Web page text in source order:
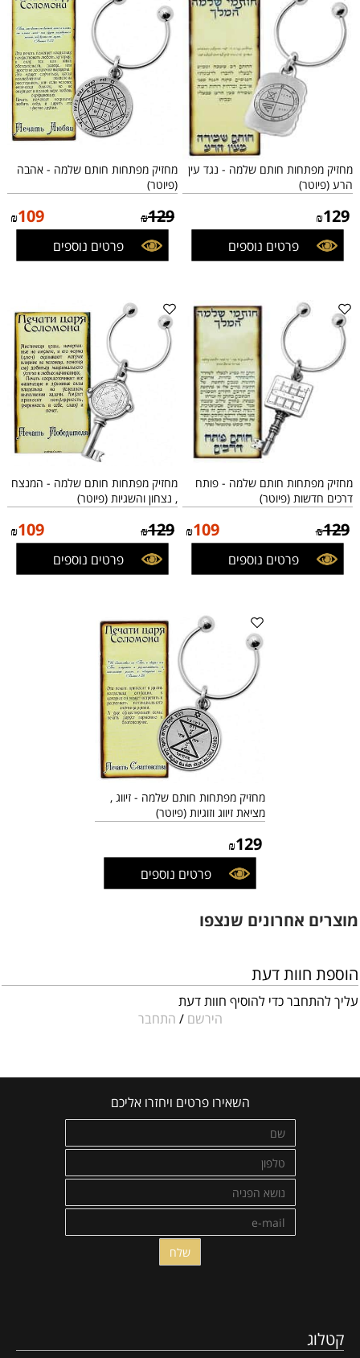
מחזיק מפתחות חותם שלמה - נגד עין
הרע (פיוטר)
₪129
פרטים נוספים
מחזיק מפתחות חותם שלמה - אהבה
(פיוטר)
₪129
₪109
פרטים נוספים
מחזיק מפתחות חותם שלמה - פותח
דרכים חדשות (פיוטר)
₪129
₪109
פרטים נוספים
מחזיק מפתחות חותם שלמה - המנצח
, נצחון והשגיות (פיוטר)
₪129
₪109
פרטים נוספים
מחזיק מפתחות חותם שלמה - זיווג ,
מציאת זיווג וזוגיות (פיוטר)
₪129
פרטים נוספים
מוצרים אחרונים שנצפו
הוספת חוות דעת
עליך להתחבר כדי להוסיף חוות דעת
הירשם / התחבר
השאירו פרטים ויחזרו אליכם
קטלוג